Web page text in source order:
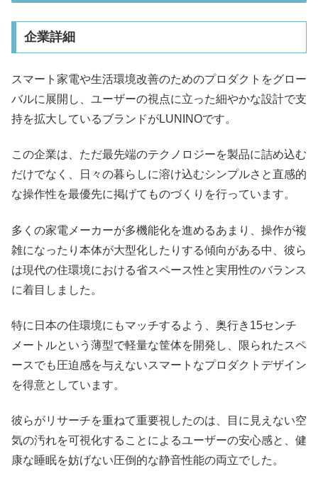
企業詳細
スマート家電や生活環境改善のためのプロダクトをグロー
バルに展開し、ユーザーの視点に立った細やかな設計で支
持を拡大しているブランドがLUNINOです。
この企業は、ただ最先端のテクノロジーを製品に詰め込む
だけでなく、日々の暮らしに溶け込むシンプルさと直感的
な操作性を最優先に掲げてものづくりを行っています。
多くの家電メーカーが多機能化を進めるあまり、操作が複
雑になったり本体が大型化したりする傾向がある中、彼ら
は現代の住環境における省スペース性と実用性のバランス
に着目しました。
特に日本の住環境にもマッチするよう、奥行き15センチ
メートルという薄型で軽量な筐体を開発し、限られたスペ
ースでも圧迫感を与えないスマートなプロダクトデザイン
を得意としています。
彼らがリサーチを重ねて重要視したのは、目に見えない空
気の汚れを可視化することによるユーザーの安心感と、健
康な睡眠を妨げない圧倒的な静音性能の両立でした。